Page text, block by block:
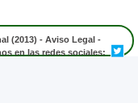
(2013) - Aviso Legal -
en las redes sociales: